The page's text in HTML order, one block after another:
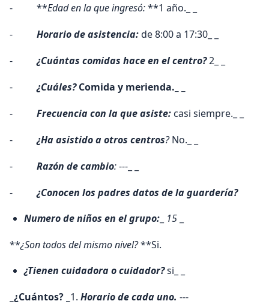
- **Edad en la que ingresó:**1 año._ _
- Horario de asistencia:de 8:00 a 17:30_ _
-¿Cuántas comidas hace en el centro?2_ _
-¿Cuáles? Comida y merienda.
- Frecuencia con la que asiste: casi siempre._ _
-¿Ha asistido a otros centros?No._ _
- Razón de cambio:---_ _
-¿Conocen los padres datos de la guardería?
Numero de niños en el grupo: 15
**¿Son todos del mismo nivel?**Si.
¿Tienen cuidadora o cuidador?si_ _
_¿Cuántos? _ 1. Horario de cada uno. ---